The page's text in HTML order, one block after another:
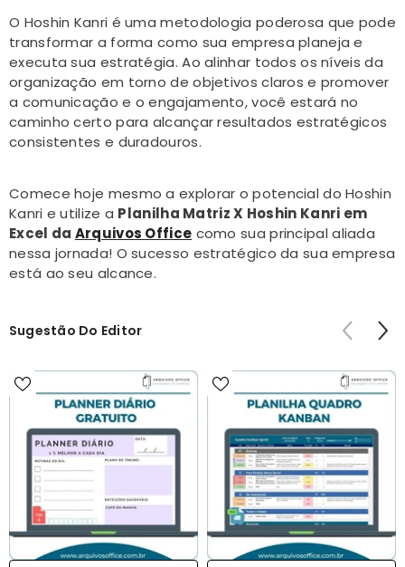
O Hoshin Kanri é uma metodologia poderosa que pode
transformar a forma como sua empresa planeja e
executa sua estratégia. Ao alinhar todos os níveis da
organização em torno de objetivos claros e promover
a comunicação e o engajamento, você estará no
caminho certo para alcançar resultados estratégicos
consistentes e duradouros.
Comece hoje mesmo a explorar o potencial do Hoshin
Kanri e utilize a Planilha Matriz X Hoshin Kanri em
Excel da Arquivos Office como sua principal aliada
nessa jornada! O sucesso estratégico da sua empresa
está ao seu alcance.
Sugestão Do Editor